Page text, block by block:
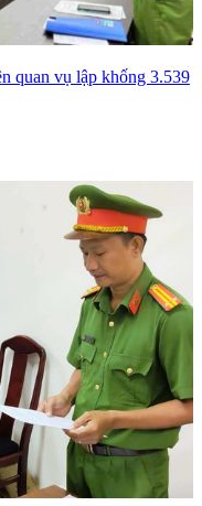
quan vụ lập khống 3.539